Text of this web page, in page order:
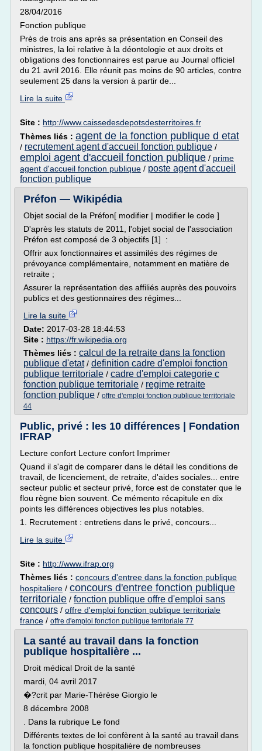
28/04/2016
Fonction publique
Près de trois ans après sa présentation en Conseil des
ministres, la loi relative à la déontologie et aux droits et
obligations des fonctionnaires est parue au Journal officiel
du 21 avril 2016. Elle réunit pas moins de 90 articles, contre
seulement 25 dans la version à partir de...
Lire la suite
Site : http://www.caissedesdepotsdesterritoires.fr
Thèmes liés : agent de la fonction publique d etat
/ recrutement agent d'accueil fonction publique /
emploi agent d'accueil fonction publique / prime
agent d'accueil fonction publique / poste agent d'accueil
fonction publique
Préfon — Wikipédia
Objet social de la Préfon[ modifier | modifier le code ]
D'après les statuts de 2011, l'objet social de l'association
Préfon est composé de 3 objectifs [1] :
Offrir aux fonctionnaires et assimilés des régimes de
prévoyance complémentaire, notamment en matière de
retraite ;
Assurer la représentation des affiliés auprès des pouvoirs
publics et des gestionnaires des régimes...
Lire la suite
Date: 2017-03-28 18:44:53
Site : https://fr.wikipedia.org
Thèmes liés : calcul de la retraite dans la fonction
publique d'etat/ definition cadre d'emploi fonction
publique territoriale / cadre d'emploi categorie c
fonction publique territoriale / regime retraite
fonction publique / offre d'emploi fonction publique territoriale
44
Public, privé : les 10 différences | Fondation
IFRAP
Lecture confort Lecture confort Imprimer
Quand il s'agit de comparer dans le détail les conditions de
travail, de licenciement, de retraite, d'aides sociales... entre
secteur public et secteur privé, force est de constater que le
flou règne bien souvent. Ce mémento récapitule en dix
points les différences objectives les plus notables.
1. Recrutement : entretiens dans le privé, concours...
Lire la suite
Site : http://www.ifrap.org
Thèmes liés : concours d'entree dans la fonction publique
hospitaliere / concours d'entree fonction publique
territoriale / fonction publique offre d'emploi sans
concours / offre d'emploi fonction publique territoriale
france / offre d'emploi fonction publique territoriale 77
La santé au travail dans la fonction
publique hospitalière ...
Droit médical Droit de la santé
mardi, 04 avril 2017
�?crit par Marie-Thérèse Giorgio le
8 décembre 2008
. Dans la rubrique Le fond
Différents textes de loi confèrent à la santé au travail dans
la fonction publique hospitalière de nombreuses